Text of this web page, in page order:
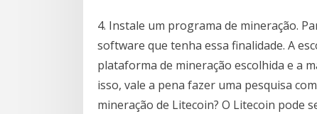
4. Instale um programa de mineração.
software que tenha essa finalidade. A
plataforma de mineração escolhida e a
isso, vale a pena fazer uma pesquisa
mineração de Litecoin? O Litecoin pode